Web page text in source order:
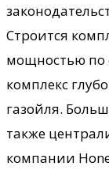
Строится
мощностью по
комплекс
газойля.
также
компании